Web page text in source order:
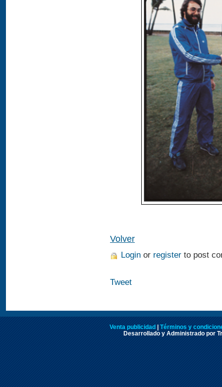
Volver
Login or register to post
Tweet
Venta publicidad
Términos y
Desarrollado y Administrado por